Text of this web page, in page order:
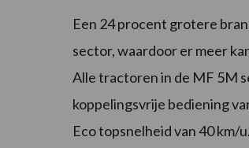
Een 24 procent grotere
sector, waardoor er meer
Alle tractoren in de MF 5M
koppelingsvrije bediening
Eco topsnelheid van 40 km/u.